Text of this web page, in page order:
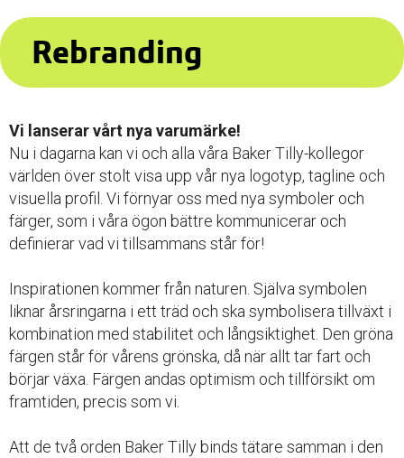
Rebranding
Vi lanserar vårt nya varumärke!
Nu i dagarna kan vi och alla våra Baker Tilly-kollegor
världen över stolt visa upp vår nya logotyp, tagline och
visuella profil. Vi förnyar oss med nya symboler och
färger, som i våra ögon bättre kommunicerar och
definierar vad vi tillsammans står för!
Inspirationen kommer från naturen. Själva symbolen
liknar årsringarna i ett träd och ska symbolisera tillväxt i
kombination med stabilitet och långsiktighet. Den gröna
färgen står för vårens grönska, då när allt tar fart och
börjar växa. Färgen andas optimism och tillförsikt om
framtiden, precis som vi.
Att de två orden Baker Tilly binds tätare samman i den